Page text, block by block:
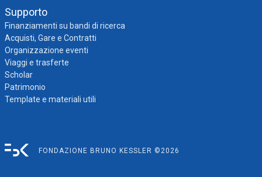
Supporto
Finanziamenti su bandi di ricerca
Acquisti, Gare e Contratti
Organizzazione eventi
Viaggi e trasferte
Scholar
Patrimonio
Template e materiali utili
FONDAZIONE BRUNO KESSLER ©2026